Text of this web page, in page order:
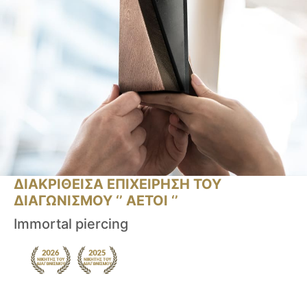
ΔΙΑΚΡΙΘΕΙΣΑ ΕΠΙΧΕΙΡΗΣΗ ΤΟΥ
ΔΙΑΓΩΝΙΣΜΟΥ ‘’ ΑΕΤΟΙ ‘’
Immortal piercing